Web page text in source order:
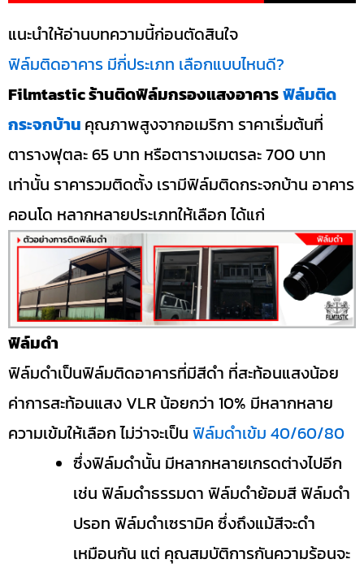
แนะนำให้อ่านบทความนี้ก่อนตัดสินใจ
ฟิล์มติดอาคาร มีกี่ประเภท เลือกแบบไหนดี?
Filmtastic ร้านติดฟิล์มกรองแสงอาคารฟิล์มติด
กระจกบ้าน คุณภาพสูงจากอเมริกา ราคาเริ่มต้นที่
ตารางฟุตละ 65 บาท หรือตารางเมตรละ 700 บาท
เท่านั้น ราคารวมติดตั้ง เรามีฟิล์มติดกระจกบ้าน อาคาร
คอนโด หลากหลายประเภทให้เลือก ได้แก่
ฟิล์มดำ
ฟิล์มดำเป็นฟิล์มติดอาคารที่มีสีดำ ที่สะท้อนแสงน้อย
ค่าการสะท้อนแสง VLR น้อยกว่า 10% มีหลากหลาย
ความเข้มให้เลือก ไม่ว่าจะเป็น ฟิล์มดำเข้ม 40/60/80
ซึ่งฟิล์มดำนั้น มีหลากหลายเกรดต่างไปอีก
เช่น ฟิล์มดำธรรมดา ฟิล์มดำย้อมสี ฟิล์มดำ
ปรอท ฟิล์มดำเซรามิค ซึ่งถึงแม้สีจะดำ
เหมือนกัน แต่ คุณสมบัติการกันความร้อนจะ